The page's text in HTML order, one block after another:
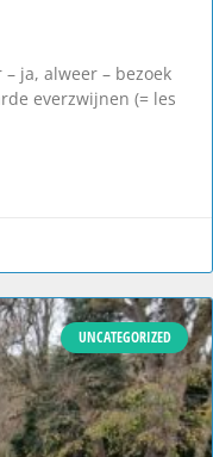
ja, alweer – bezoek
everzwijnen (= les
UNCATEGORIZED